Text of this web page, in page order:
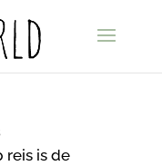
reis is de